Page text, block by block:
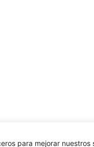
para mejorar